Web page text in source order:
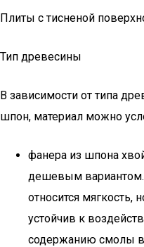
Плиты с тисненой
Тип древесины
В зависимости от типа
шпон, материал можно
фанера из шпона
дешевым
относится мягкость,
устойчив к
содержанию смолы в